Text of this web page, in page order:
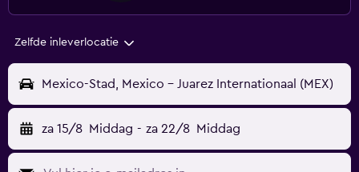
Zelfde inleverlocatie
Mexico-Stad, Mexico - Juarez Internationaal (MEX)
za 15/8 Middag - za 22/8 Middag